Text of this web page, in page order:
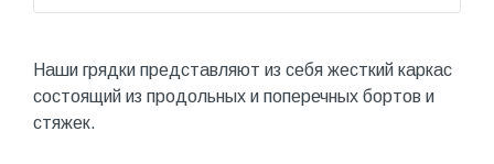
Наши грядки представляют из себя жесткий каркас
состоящий из продольных и поперечных бортов и
стяжек.